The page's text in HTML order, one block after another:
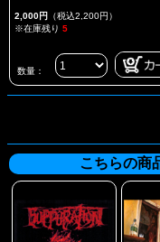
2,000円 （税込2,200円）
※在庫残り 5
数量：
こちらの商